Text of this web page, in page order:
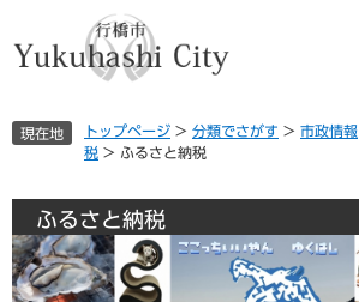
本
文
へ
現在地 トップページ > 分類でさがす > 市政情報
税 > ふるさと納税
ふるさと納税